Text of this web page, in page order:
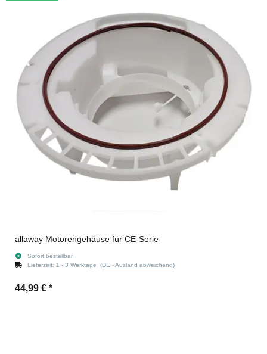
allaway Motorengehäuse für CE-Serie
Sofort bestellbar
Lieferzeit: 1 - 3 Werktage (DE - Ausland abweichend)
44,99 € *